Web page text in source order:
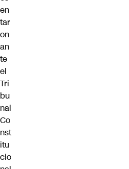
en
tar
on
an
te
el
Tri
bu
nal
Co
nst
itu
cio